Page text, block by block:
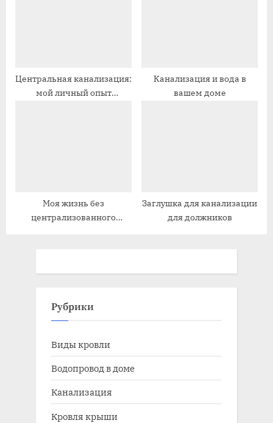
Центральная канализация:
мой личный опыт
Канализация и вода в
вашем доме
Моя жизнь без
централизованного
Заглушка для канализации
для должников
Рубрики
Виды кровли
Водопровод в доме
Канализация
Кровля крыши